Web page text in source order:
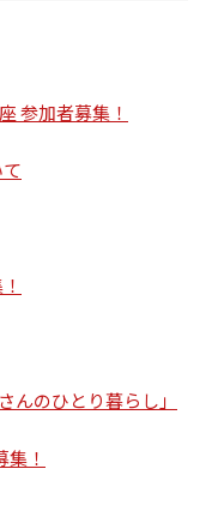
参加者募集！
のひとり暮らし」
！